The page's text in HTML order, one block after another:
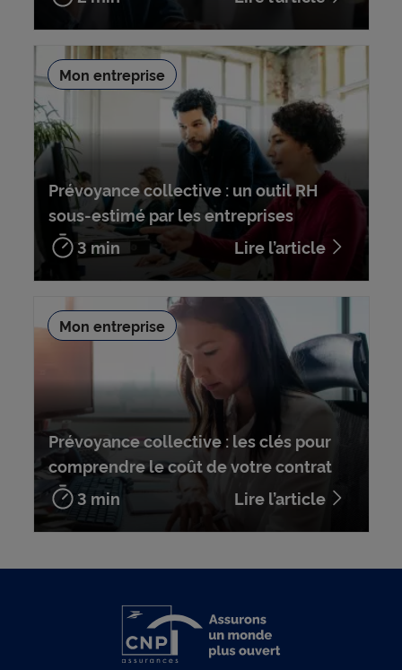
Prévoyance collective : un outil RH
sous-estimé par les entreprises
3 min
Lire l’article
Mon entreprise
Prévoyance collective : les clés pour
comprendre le coût de votre contrat
3 min
Lire l’article
Mon entreprise